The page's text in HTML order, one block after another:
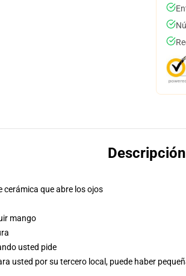
Descripción
cerámica que abre los ojos
mango
usted pide
usted por su tercero local, puede haber